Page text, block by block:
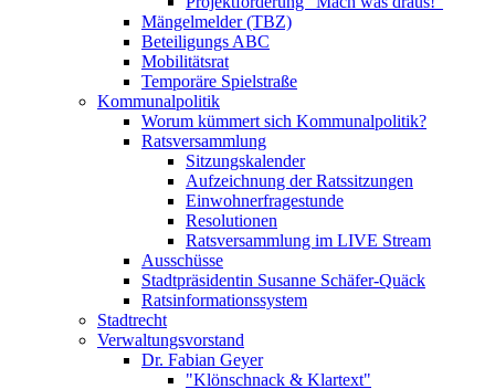
Mängelmelder (TBZ)
Beteiligungs ABC
Mobilitätsrat
Temporäre Spielstraße
Kommunalpolitik
Worum kümmert sich Kommunalpolitik?
Ratsversammlung
Sitzungskalender
Aufzeichnung der Ratssitzungen
Einwohnerfragestunde
Resolutionen
Ratsversammlung im LIVE Stream
Ausschüsse
Stadtpräsidentin Susanne Schäfer-Quäck
Ratsinformationssystem
Stadtrecht
Verwaltungsvorstand
Dr. Fabian Geyer
"Klönschnack & Klartext"